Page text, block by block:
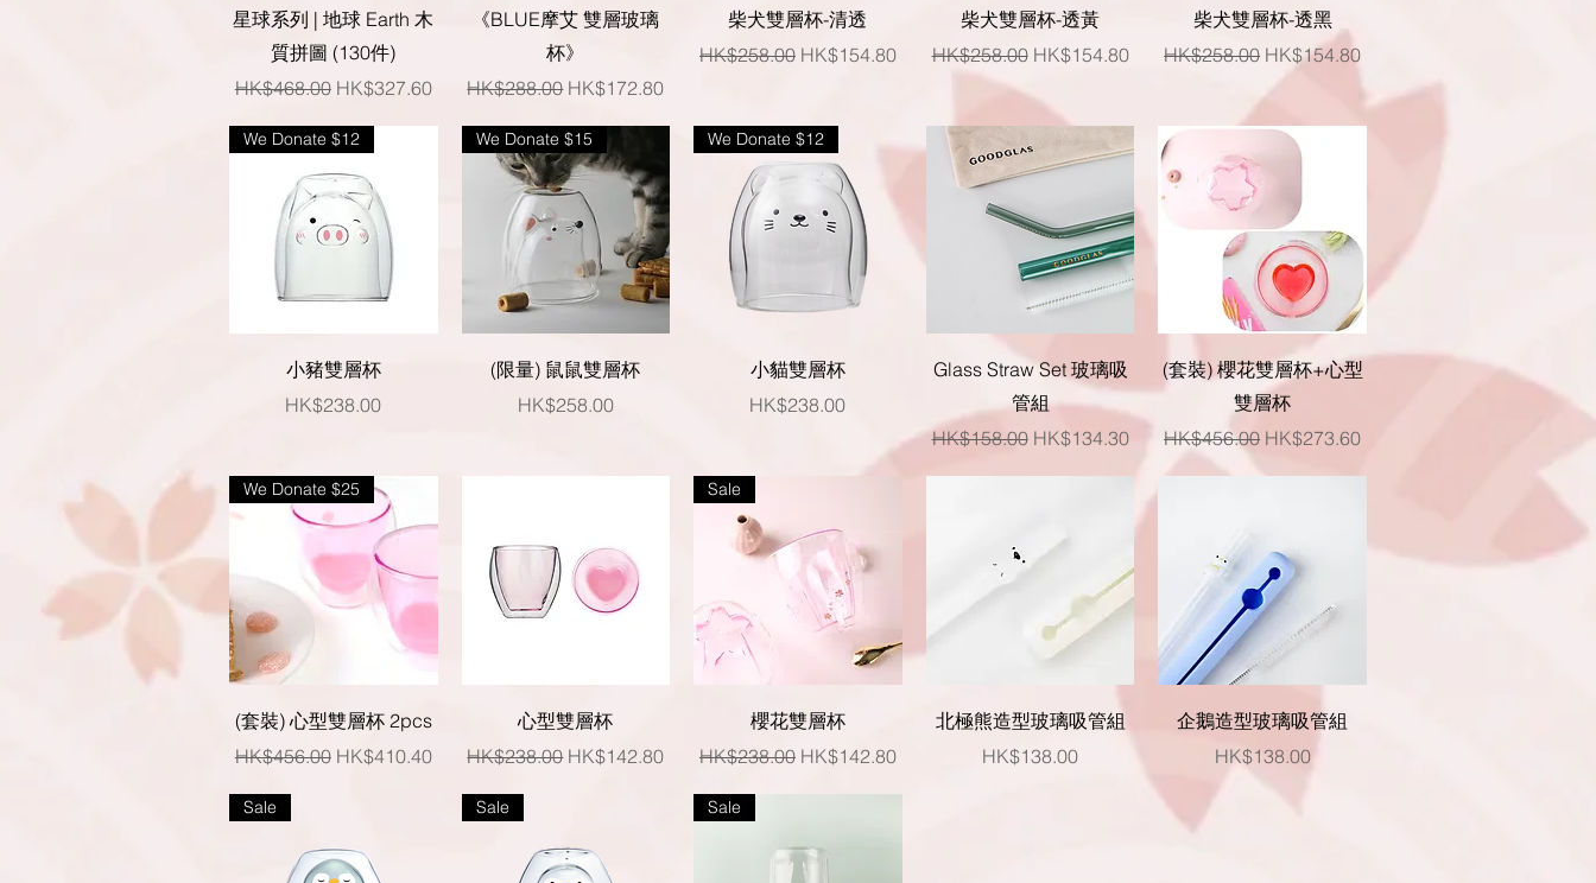
快速瀏覽
星球系列 | 地球 Earth 木
質拼圖 (130件)
一般價格
HK$468.00 促銷價格
HK$327.60
快速瀏覽
《BLUE摩艾 雙層玻璃
杯》
一般價格
HK$288.00 促銷價格
HK$172.80
快速瀏覽
柴犬雙層杯-清透
一般價格
HK$258.00 促銷價格
HK$154.80
快速瀏覽
柴犬雙層杯-透黃
一般價格
HK$258.00 促銷價格
HK$154.80
快速瀏覽
柴犬雙層杯-透黑
一般價格
HK$258.00 促銷價格
HK$154.80
快速瀏覽
We Donate $12
小豬雙層杯
價格
HK$238.00
快速瀏覽
We Donate $15
(限量) 鼠鼠雙層杯
價格
HK$258.00
快速瀏覽
We Donate $12
小貓雙層杯
價格
HK$238.00
快速瀏覽
Glass Straw Set 玻璃吸
管組
一般價格
HK$158.00 促銷價格
HK$134.30
快速瀏覽
(套裝) 櫻花雙層杯+心型
雙層杯
一般價格
HK$456.00 促銷價格
HK$273.60
快速瀏覽
We Donate $25
(套裝) 心型雙層杯 2pcs
一般價格
HK$456.00 促銷價格
HK$410.40
快速瀏覽
心型雙層杯
一般價格
HK$238.00 促銷價格
HK$142.80
快速瀏覽
Sale
櫻花雙層杯
一般價格
HK$238.00 促銷價格
HK$142.80
快速瀏覽
北極熊造型玻璃吸管組
價格
HK$138.00
快速瀏覽
企鵝造型玻璃吸管組
價格
HK$138.00
Sale Sale Sale